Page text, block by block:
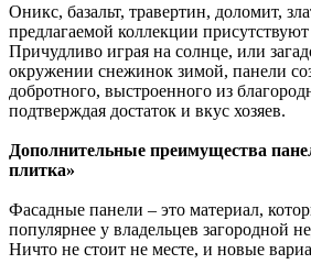
Оникс, базальт, травертин, доломит,
предлагаемой коллекции
Причудливо играя на солнце, или
окружении снежинок зимой, панели
добротного, выстроенного из
подтверждая достаток и вкус хозяев.
Дополнительные преимущества
плитка»
Фасадные панели – это материал,
популярнее у владельцев загородной
Ничто не стоит не месте, и новые